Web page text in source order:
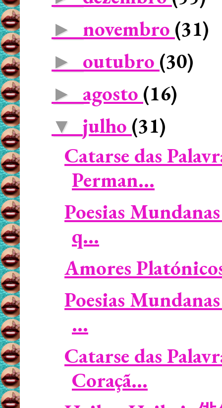
► novembro (31)
► outubro (30)
► agosto (16)
▼ julho (31)
Catarse das
Perman...
Poesias
q...
Amores
Poesias
...
Catarse das
Coraçã...